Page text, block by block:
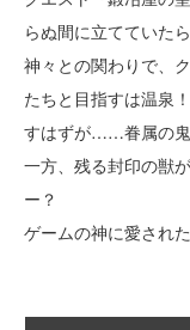
らぬ間に立てていた
神々との関わりで、
たちと目指すは温泉
すはずが……眷属の鬼
一方、残る封印の獣
ー？
ゲームの神に愛され